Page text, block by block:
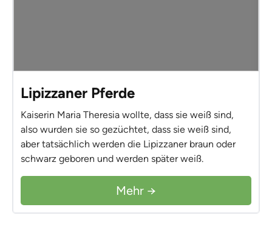
Lipizzaner Pferde
Kaiserin Maria Theresia wollte, dass sie weiß sind,
also wurden sie so gezüchtet, dass sie weiß sind,
aber tatsächlich werden die Lipizzaner braun oder
schwarz geboren und werden später weiß.
Mehr →